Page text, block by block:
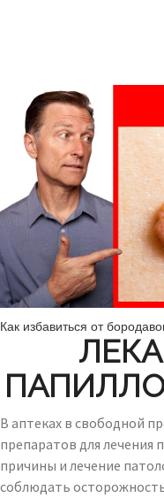
Как избавиться от
В аптеках в свободной
препаратов для
причины и лечение
соблюдать